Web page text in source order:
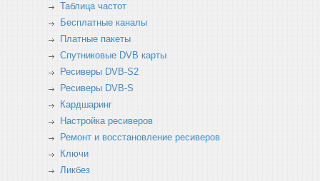
Таблица частот
Бесплатные каналы
Платные пакеты
Спутниковые DVB карты
Ресиверы DVB-S2
Ресиверы DVB-S
Кардшаринг
Настройка ресиверов
Ремонт и восстановление ресиверов
Ключи
Ликбез